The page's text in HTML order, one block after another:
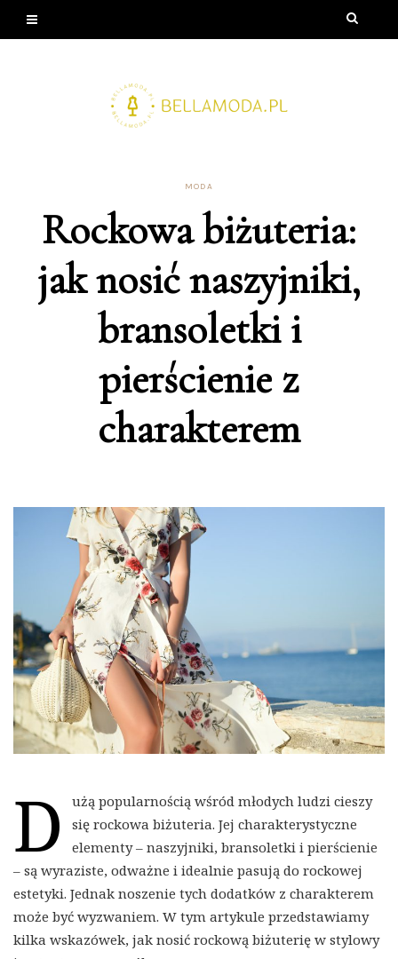
MODA
Rockowa biżuteria:
jak nosić naszyjniki,
bransoletki i
pierścienie z
charakterem
D
użą popularnością wśród młodych ludzi cieszy
się rockowa biżuteria. Jej charakterystyczne
elementy – naszyjniki, bransoletki i pierścienie
– są wyraziste, odważne i idealnie pasują do rockowej
estetyki. Jednak noszenie tych dodatków z charakterem
może być wyzwaniem. W tym artykule przedstawiamy
kilka wskazówek, jak nosić rockową biżuterię w stylowy